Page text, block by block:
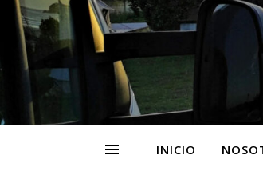
INICIO